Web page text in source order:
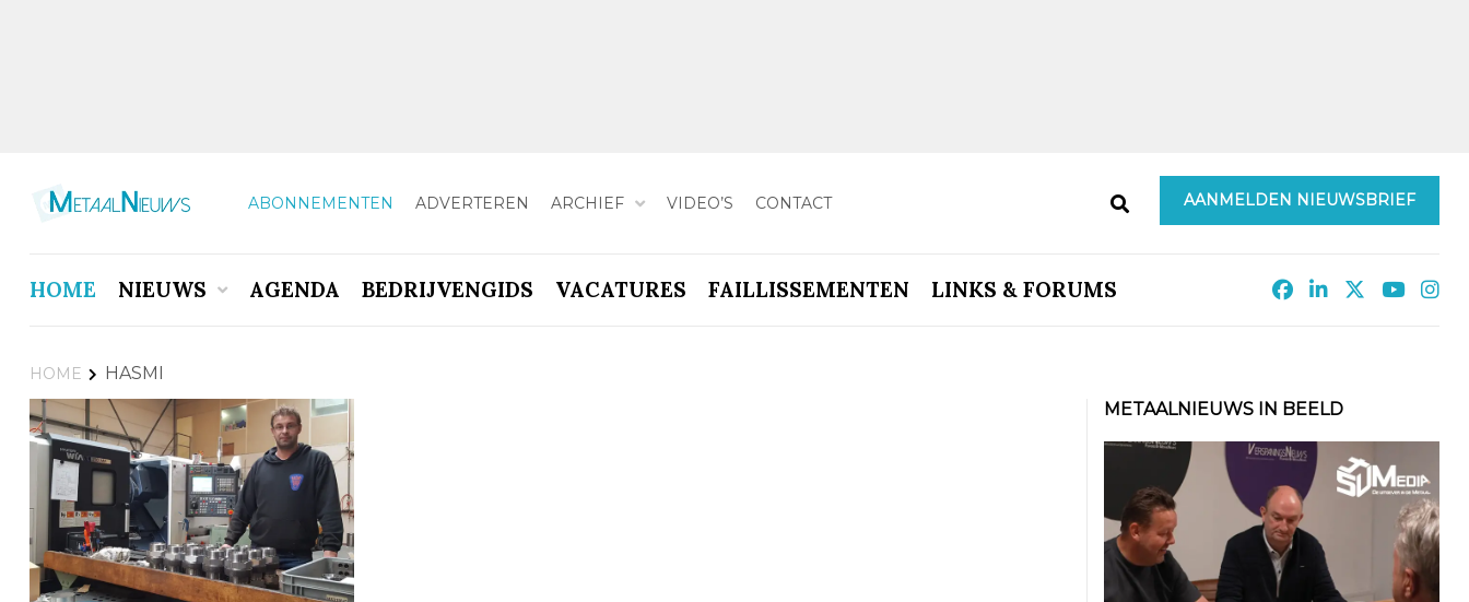
ABONNEMENTEN ADVERTEREN ARCHIEF VIDEO’S CONTACT AANMELDEN NIEUWSBRIEF
HOME NIEUWS AGENDA BEDRIJVENGIDS VACATURES FAILLISSEMENTEN LINKS & FORUMS
HOME HASMI
METAALNIEUWS IN BEELD